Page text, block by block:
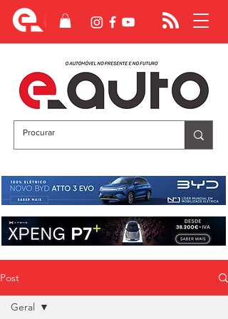
Post
Geral